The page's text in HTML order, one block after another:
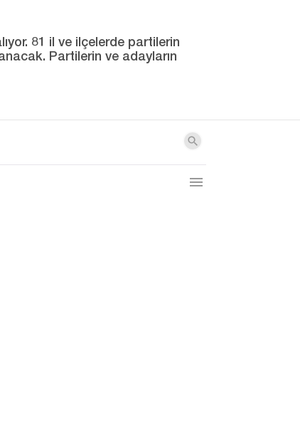
81 il ve ilçelerde partilerin
Partilerin ve adayların